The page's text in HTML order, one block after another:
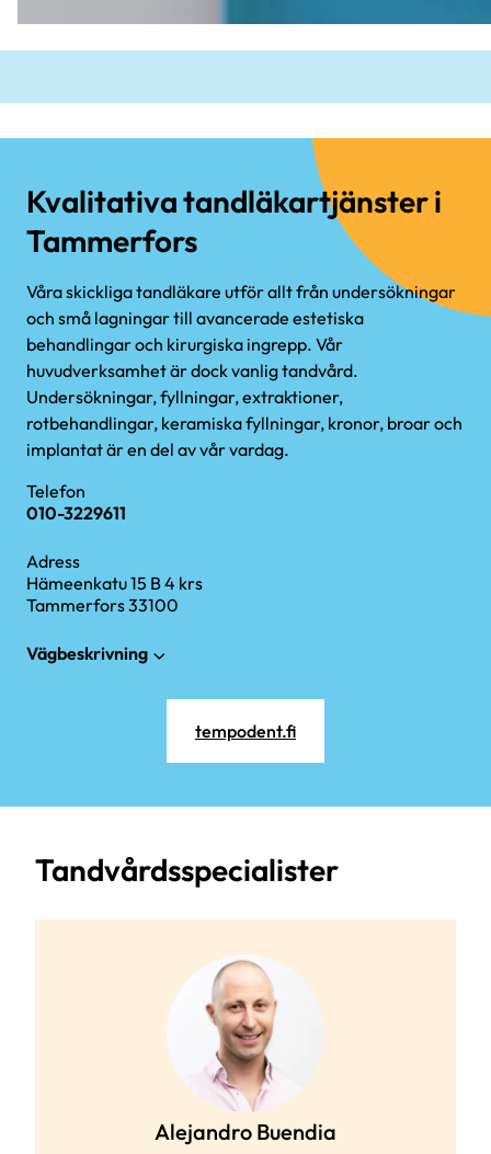
Kvalitativa tandläkartjänster i
Tammerfors
Våra skickliga tandläkare utför allt från undersökningar
och små lagningar till avancerade estetiska
behandlingar och kirurgiska ingrepp. Vår
huvudverksamhet är dock vanlig tandvård.
Undersökningar, fyllningar, extraktioner,
rotbehandlingar, keramiska fyllningar, kronor, broar och
implantat är en del av vår vardag.
tempodent.fi
Telefon
010-3229611
Adress
Hämeenkatu 15 B 4 krs
Tammerfors 33100
Vägbeskrivning
Tandvårdsspecialister
Alejandro Buendia